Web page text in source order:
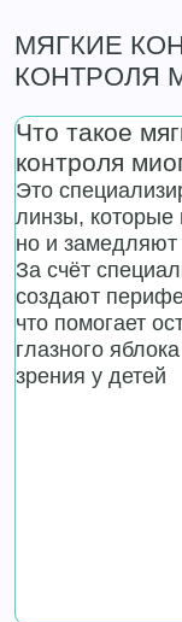
МЯГКИЕ
КОНТРОЛЯ
Что такое
контроля
Это
линзы, которые
но и замедляют
За счёт
создают
что помогает
глазного
зрения у детей